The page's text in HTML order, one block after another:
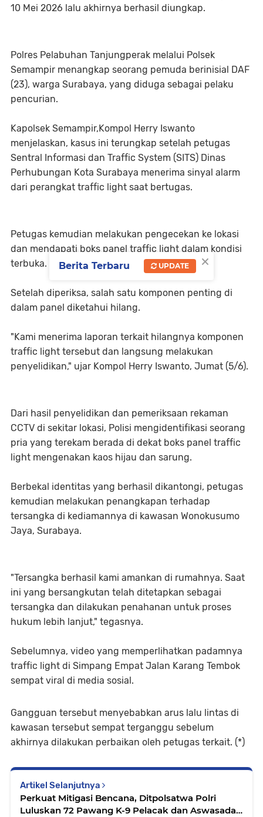
10 Mei 2026 lalu akhirnya berhasil diungkap.
Polres Pelabuhan Tanjungperak melalui Polsek
Semampir menangkap seorang pemuda berinisial DAF
(23), warga Surabaya, yang diduga sebagai pelaku
pencurian.
Kapolsek Semampir,Kompol Herry Iswanto
menjelaskan, kasus ini terungkap setelah petugas
Sentral Informasi dan Traffic System (SITS) Dinas
Perhubungan Kota Surabaya menerima sinyal alarm
dari perangkat traffic light saat bertugas.
Petugas kemudian melakukan pengecekan ke lokasi
dan mendapati boks panel traffic light dalam kondisi
terbuka.
Setelah diperiksa, salah satu komponen penting di
dalam panel diketahui hilang.
"Kami menerima laporan terkait hilangnya komponen
traffic light tersebut dan langsung melakukan
penyelidikan," ujar Kompol Herry Iswanto, Jumat (5/6).
Dari hasil penyelidikan dan pemeriksaan rekaman
CCTV di sekitar lokasi, Polisi mengidentifikasi seorang
pria yang terekam berada di dekat boks panel traffic
light mengenakan kaos hijau dan sarung.
Berbekal identitas yang berhasil dikantongi, petugas
kemudian melakukan penangkapan terhadap
tersangka di kediamannya di kawasan Wonokusumo
Jaya, Surabaya.
"Tersangka berhasil kami amankan di rumahnya. Saat
ini yang bersangkutan telah ditetapkan sebagai
tersangka dan dilakukan penahanan untuk proses
hukum lebih lanjut," tegasnya.
Sebelumnya, video yang memperlihatkan padamnya
traffic light di Simpang Empat Jalan Karang Tembok
sempat viral di media sosial.
Gangguan tersebut menyebabkan arus lalu lintas di
kawasan tersebut sempat terganggu sebelum
akhirnya dilakukan perbaikan oleh petugas terkait. (*)
Artikel Selanjutnya
Perkuat Mitigasi Bencana, Ditpolsatwa Polri
Luluskan 72 Pawang K-9 Pelacak dan Aswasada
×
Berita Terbaru UPDATE